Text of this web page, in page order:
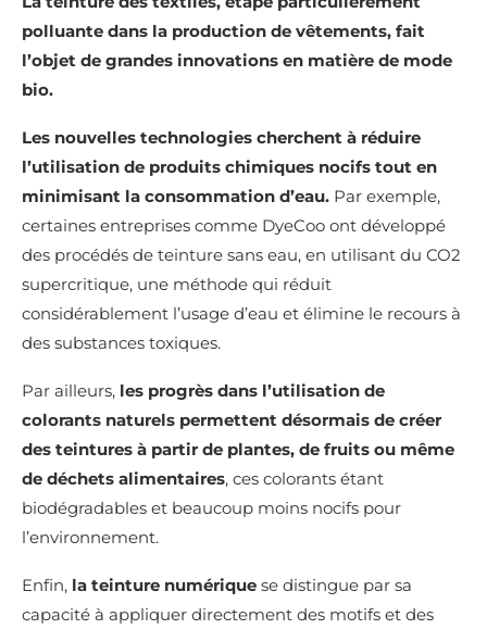
polluante dans la production de vêtements, fait
l’objet de grandes innovations en matière de mode
bio.
Les nouvelles technologies cherchent à réduire
l’utilisation de produits chimiques nocifs tout en
minimisant la consommation d’eau. Par exemple,
certaines entreprises comme DyeCoo ont développé
des procédés de teinture sans eau, en utilisant du CO2
supercritique, une méthode qui réduit
considérablement l’usage d’eau et élimine le recours à
des substances toxiques.
Par ailleurs, les progrès dans l’utilisation de
colorants naturels permettent désormais de créer
des teintures à partir de plantes, de fruits ou même
de déchets alimentaires, ces colorants étant
biodégradables et beaucoup moins nocifs pour
l’environnement.
Enfin, la teinture numérique se distingue par sa
capacité à appliquer directement des motifs et des